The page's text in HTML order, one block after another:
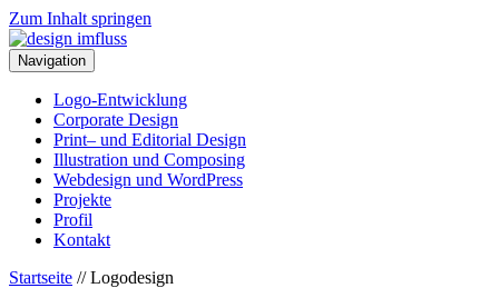
Zum Inhalt springen
Navigation
Logo-Entwicklung
Corporate Design
Print– und Editorial Design
Illustration und Composing
Webdesign und WordPress
Projekte
Profil
Kontakt
Startseite //Logodesign